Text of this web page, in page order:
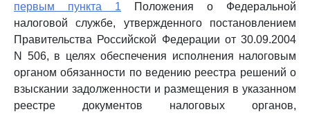
первым пункта 1 Положения о Федеральной
налоговой службе, утвержденного постановлением
Правительства Российской Федерации от 30.09.2004
N 506, в целях обеспечения исполнения налоговым
органом обязанности по ведению реестра решений о
взыскании задолженности и размещения в указанном
реестре документов налоговых органов,